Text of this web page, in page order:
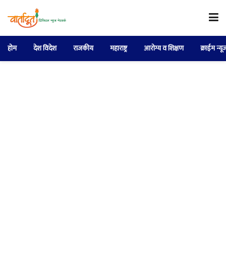
होम देश विदेश राजकीय महाराष्ट्र आरोग्य व शिक्षण क्राईम